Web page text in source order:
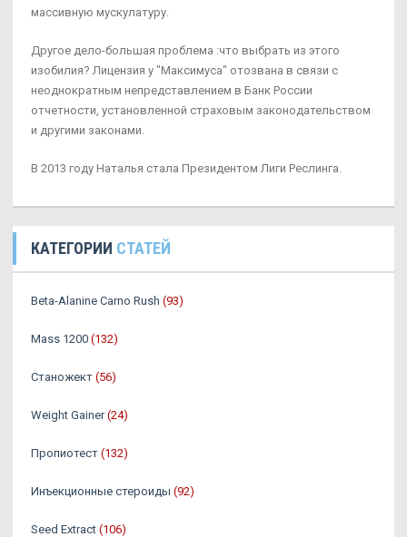
массивную мускулатуру.
Другое дело-большая проблема :что выбрать из этого
изобилия? Лицензия у "Максимуса" отозвана в связи с
неоднократным непредставлением в Банк России
отчетности, установленной страховым законодательством
и другими законами.
В 2013 году Наталья стала Президентом Лиги Реслинга.
КАТЕГОРИИ СТАТЕЙ
Beta-Alanine Carno Rush (93)
Mass 1200 (132)
Станожект (56)
Weight Gainer (24)
Пропиотест (132)
Инъекционные стероиды (92)
Seed Extract (106)